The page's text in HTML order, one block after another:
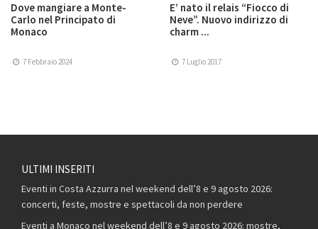
Dove mangiare a Monte-
Carlo nel Principato di
Monaco
7 Febbraio 2024
E’ nato il relais “Fiocco di
Neve”. Nuovo indirizzo di
charm ...
7 Luglio 2017
ULTIMI INSERITI
Eventi in Costa Azzurra nel weekend dell’8 e 9 agosto 2026:
concerti, feste, mostre e spettacoli da non perdere
Eventi a Monaco nel weekend dell’8 e 9 agosto 2026: mostre,